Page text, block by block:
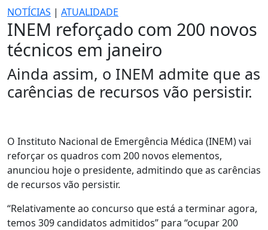
NOTÍCIAS | ATUALIDADE
INEM reforçado com 200 novos
técnicos em janeiro
Ainda assim, o INEM admite que as
carências de recursos vão persistir.
O Instituto Nacional de Emergência Médica (INEM) vai
reforçar os quadros com 200 novos elementos,
anunciou hoje o presidente, admitindo que as carências
de recursos vão persistir.
“Relativamente ao concurso que está a terminar agora,
temos 309 candidatos admitidos” para “ocupar 200